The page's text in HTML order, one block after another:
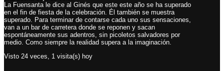
La Fuensanta le dice al Ginés que este este año se ha superado
en el fin de fiesta de la celebración. Él también se muestra
superado. Para terminar de contarse cada uno sus sensaciones,
van a un bar de carretera donde se reponen y sacan
espontáneamente sus adentros, sin picoletos salvadores por
medio. Como siempre la realidad supera a la imaginación.
Visto 24 veces, 1 visita(s) hoy